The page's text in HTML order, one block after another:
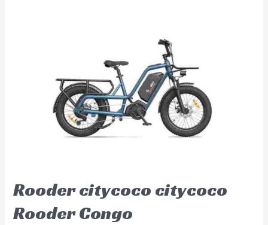
Rooder citycoco citycoco
Rooder Congo